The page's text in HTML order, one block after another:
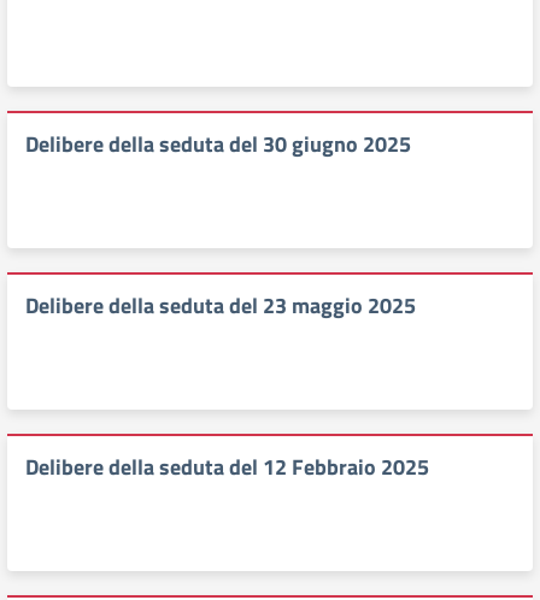
Delibere della seduta del 30 giugno 2025
Delibere della seduta del 23 maggio 2025
Delibere della seduta del 12 Febbraio 2025